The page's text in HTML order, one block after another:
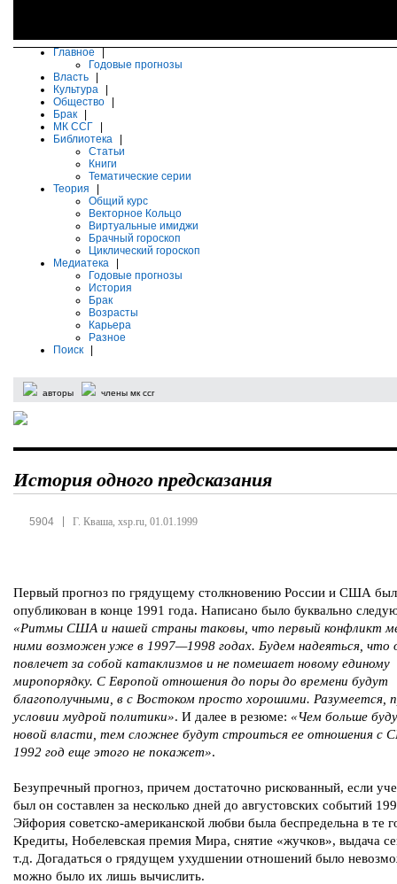
Главное
Годовые прогнозы
Власть
Культура
Общество
Брак
МК ССГ
Библиотека
Статьи
Книги
Тематические серии
Теория
Общий курс
Векторное Кольцо
Виртуальные имиджи
Брачный гороскоп
Циклический гороскоп
Медиатека
Годовые прогнозы
История
Брак
Возрасты
Карьера
Разное
Поиск
авторы члены мк ссг
История одного предсказания
5904 Г. Кваша, xsp.ru, 01.01.1999
Первый прогноз по грядущему столкновению России и США был
опубликован в конце 1991 года. Написано было буквально
«Ритмы США и нашей страны таковы, что первый конфликт
ними возможен уже в 1997—1998 годах. Будем надеяться, что
повлечет за собой катаклизмов и не помешает новому единому
миропорядку. С Европой отношения до поры до времени будут
благополучными, в с Востоком просто хорошими. Разумеется,
условии мудрой политики». И далее в резюме: «Чем больше
новой власти, тем сложнее будут строиться ее отношения с
1992 год еще этого не покажет».
Безупречный прогноз, причем достаточно рискованный, если
был он составлен за несколько дней до августовских событий
Эйфория советско-американской любви была беспредельна в те
Кредиты, Нобелевская премия Мира, снятие «жучков», выдача
т.д. Догадаться о грядущем ухудшении отношений было
можно было их лишь вычислить.